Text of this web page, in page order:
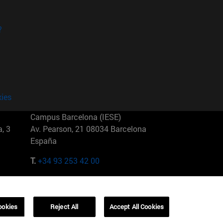
3
Campus Barcelona (IESE)
Av. Pearson, 21 08034 Barcelona
España
T.+34 93 253 42 00
01321001 Bela Vista Brasil
Reject All Accept All Cookies